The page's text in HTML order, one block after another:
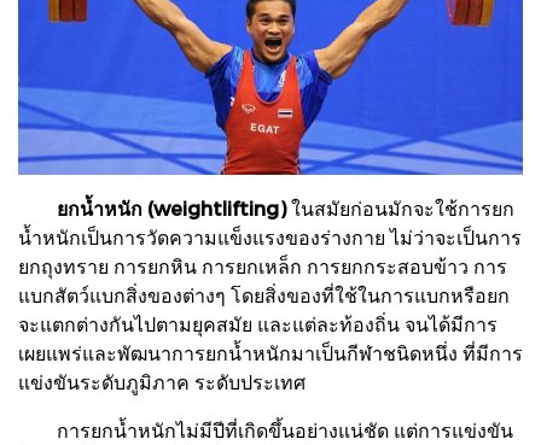
ยกน้ำหนัก (weightlifting)ในสมัยก่อนมักจะใช้การยก
น้ำหนักเป็นการวัดความแข็งแรงของร่างกาย ไม่ว่าจะเป็นการ
ยกถุงทราย การยกหิน การยกเหล็ก การยกกระสอบข้าว การ
แบกสัตว์แบกสิ่งของต่างๆ โดยสิ่งของที่ใช้ในการแบกหรือยก
จะแตกต่างกันไปตามยุคสมัย และแต่ละท้องถิ่น จนได้มีการ
เผยแพร่และพัฒนาการยกน้ำหนักมาเป็นกีฬาชนิดหนึ่ง ที่มีการ
แข่งขันระดับภูมิภาค ระดับประเทศ
การยกน้ำหนักไม่มีปีที่เกิดขึ้นอย่างแน่ชัด แต่การแข่งขัน